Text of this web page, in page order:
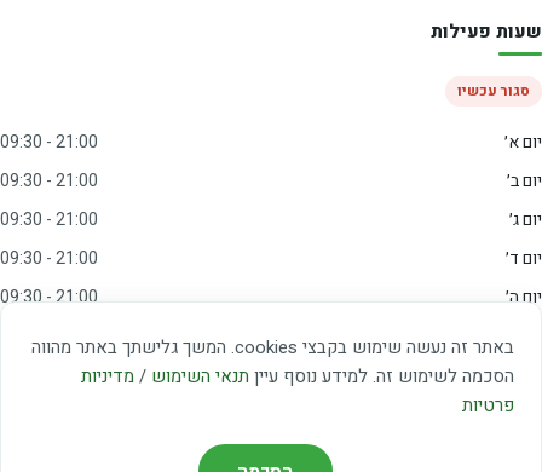
באתר זה נעשה שימוש בקבצי cookies. המשך גלישתך באתר מהווה
הסכמה לשימוש זה. למידע נוסף עיין תנאי השימוש / מדיניות
פרטיות
שעות פעילות
סגור עכשיו
יום א׳
09:30 - 21:00
יום ב׳
09:30 - 21:00
יום ג׳
09:30 - 21:00
יום ד׳
09:30 - 21:00
יום ה׳
09:30 - 21:00
יום ו׳
09:00 - 15:00
שבת
20:00 - 23:00